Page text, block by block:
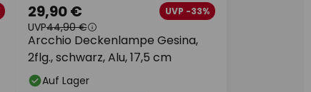
Arcchio Deckenlampe Gesina,
2flg., schwarz, Alu, 17,5 cm
29,90 € UVP -33%
UVP44,90 €
Auf Lager